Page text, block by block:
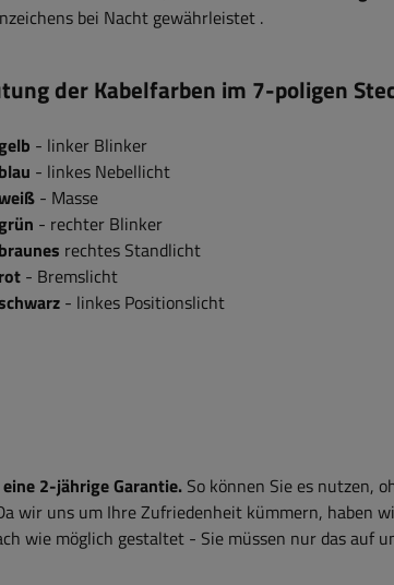
bei Nacht gewährleistet .
der Kabelfarben im 7-poligen
- linker Blinker
- linkes Nebellicht
- Masse
- rechter Blinker
rechtes Standlicht
- Bremslicht
- linkes Positionslicht
2-jährige Garantie. So können Sie es nutzen,
wir uns um Ihre Zufriedenheit kümmern, haben
wie möglich gestaltet - Sie müssen nur das auf